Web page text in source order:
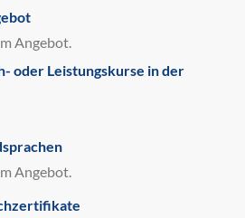
Angebot.
oder Leistungskurse in der
Angebot.